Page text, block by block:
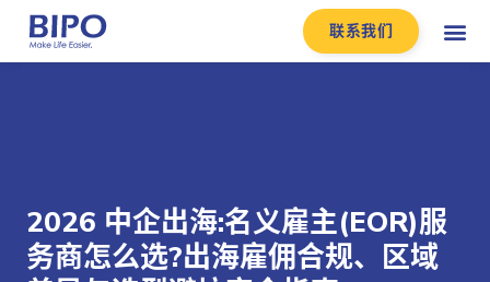
联系我们
2026 中企出海:名义雇主(EOR)服
务商怎么选?出海雇佣合规、区域